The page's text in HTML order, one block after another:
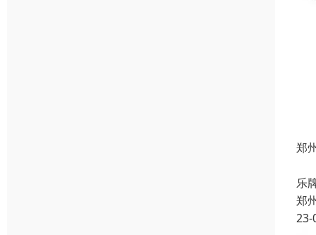
郑
乐
郑
23-